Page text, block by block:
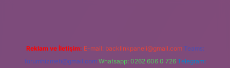
Reklam ve İletişim: E-mail: backlinkpaneli@gmail.com Teams:
forumhizmeti@gmail.com Whatsapp: 0262 606 0 726 Telegram: